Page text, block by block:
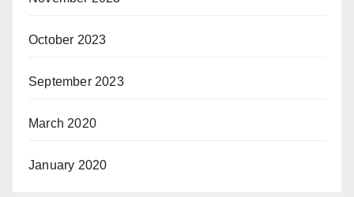
October 2023
September 2023
March 2020
January 2020